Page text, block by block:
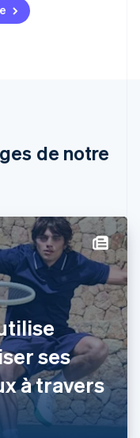
de notre
ses
à travers